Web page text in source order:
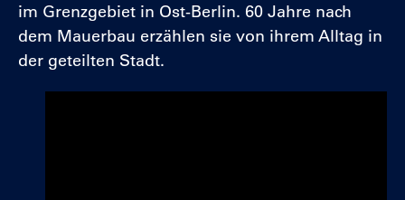
im Grenzgebiet in Ost-Berlin. 60 Jahre nach
dem Mauerbau erzählen sie von ihrem Alltag in
der geteilten Stadt.